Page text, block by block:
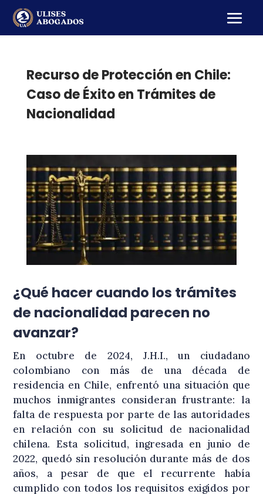
Recurso de Protección en Chile:
Caso de Éxito en Trámites de
Nacionalidad
¿Qué hacer cuando los trámites
de nacionalidad parecen no
avanzar?
En octubre de 2024, J.H.I., un ciudadano
colombiano con más de una década de
residencia en Chile, enfrentó una situación que
muchos inmigrantes consideran frustrante: la
falta de respuesta por parte de las autoridades
en relación con su solicitud de nacionalidad
chilena. Esta solicitud, ingresada en junio de
2022, quedó sin resolución durante más de dos
años, a pesar de que el recurrente había
cumplido con todos los requisitos exigidos por